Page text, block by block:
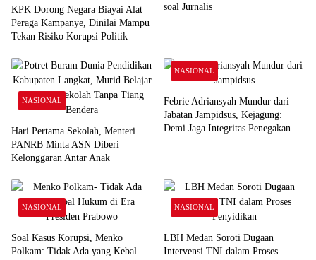
KPK Dorong Negara Biayai Alat
Peraga Kampanye, Dinilai Mampu
Tekan Risiko Korupsi Politik
soal Jurnalis
NASIONAL
Hari Pertama Sekolah, Menteri
PANRB Minta ASN Diberi
Kelonggaran Antar Anak
NASIONAL
Febrie Adriansyah Mundur dari
Jabatan Jampidsus, Kejagung:
Demi Jaga Integritas Penegakan
NASIONAL
Soal Kasus Korupsi, Menko
Polkam: Tidak Ada yang Kebal
NASIONAL
LBH Medan Soroti Dugaan
Intervensi TNI dalam Proses